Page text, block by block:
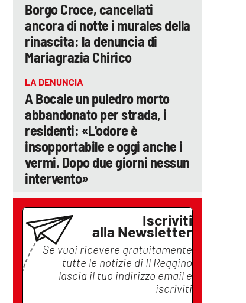
Borgo Croce, cancellati
ancora di notte i murales della
rinascita: la denuncia di
Mariagrazia Chirico
LA DENUNCIA
A Bocale un puledro morto
abbandonato per strada, i
residenti: «L'odore è
insopportabile e oggi anche i
vermi. Dopo due giorni nessun
intervento»
Iscriviti
alla Newsletter
Se vuoi ricevere gratuitamente
tutte le notizie di Il Reggino
lascia il tuo indirizzo email e
iscriviti